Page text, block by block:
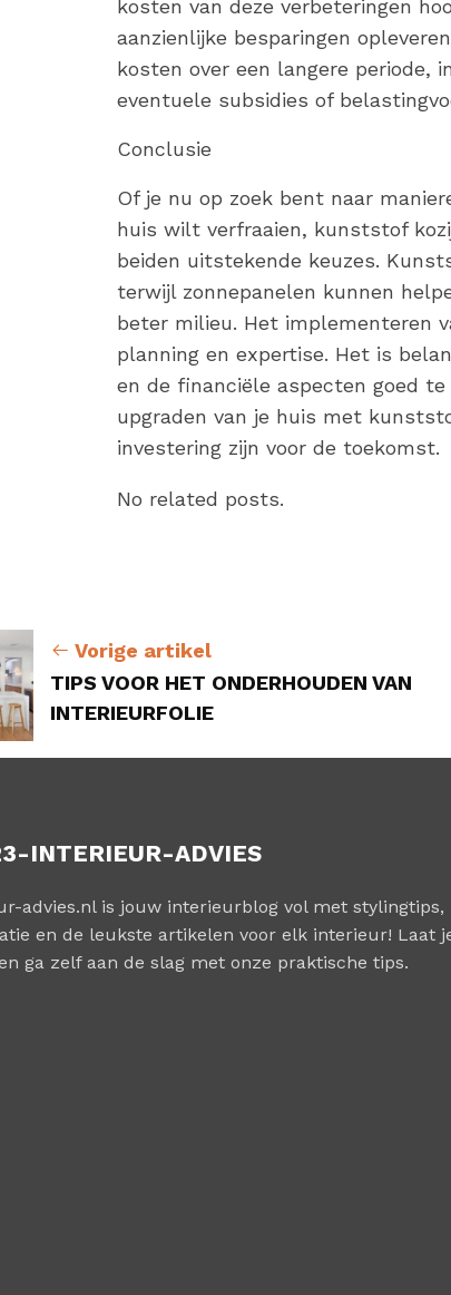
kosten van deze verbeteringen
aanzienlijke besparingen
kosten over een langere periode,
eventuele subsidies of
Conclusie
Of je nu op zoek bent naar
huis wilt verfraaien, kunststof
beiden uitstekende keuzes.
terwijl zonnepanelen kunnen
beter milieu. Het implementeren
planning en expertise. Het is
en de financiële aspecten goed
upgraden van je huis met
investering zijn voor de toekomst.
No related posts.
Vorige artikel
TIPS VOOR HET ONDERHOUDEN VAN
INTERIEURFOLIE
INTERIEUR-ADVIES
advies.nl is jouw interieurblog vol met stylingtips,
en de leukste artikelen voor elk interieur! Laat
ga zelf aan de slag met onze praktische tips.